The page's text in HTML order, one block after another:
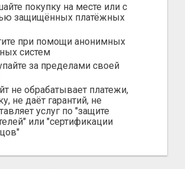
покупку на месте или с
защищённых платёжных
при помощи анонимных
систем
за пределами своей
не обрабатывает платежи,
не даёт гарантий, не
услуг по "защите
или "сертификации